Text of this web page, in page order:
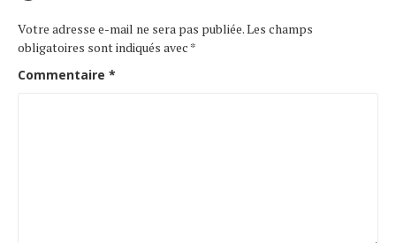
Votre adresse e-mail ne sera pas publiée.Les champs
obligatoires sont indiqués avec *
Commentaire *